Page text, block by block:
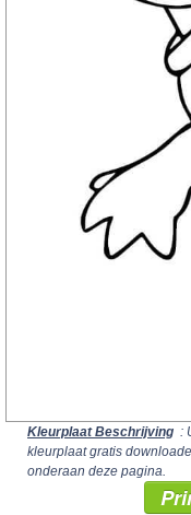
Kleurplaat Beschrijving :
kleurplaat gratis
onderaan deze pagina.